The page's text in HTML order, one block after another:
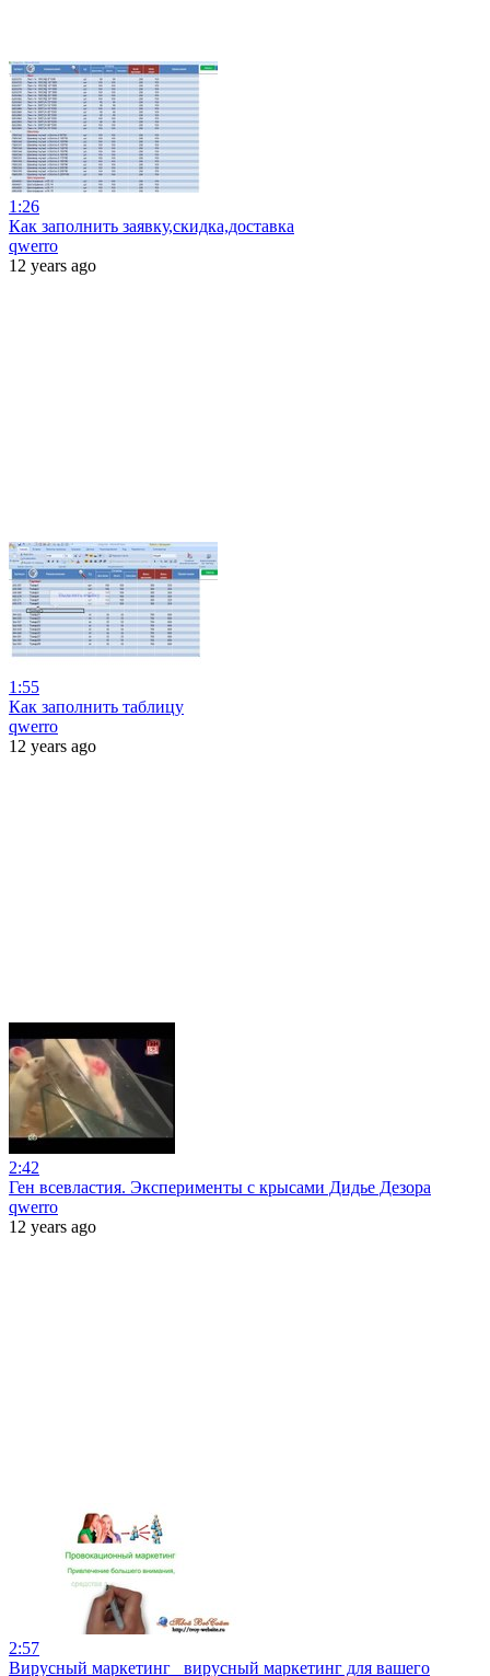
1:26
Как заполнить заявку,скидка,доставка
qwerro
12 years ago
1:55
Как заполнить таблицу
qwerro
12 years ago
2:42
Ген всевластия. Эксперименты с крысами Дидье Дезора
qwerro
12 years ago
2:57
Вирусный маркетинг_ вирусный маркетинг для вашего